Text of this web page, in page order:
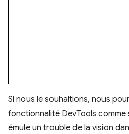
Si nous le souhaitions, nous
fonctionnalité DevTools comme
émule un trouble de la vision